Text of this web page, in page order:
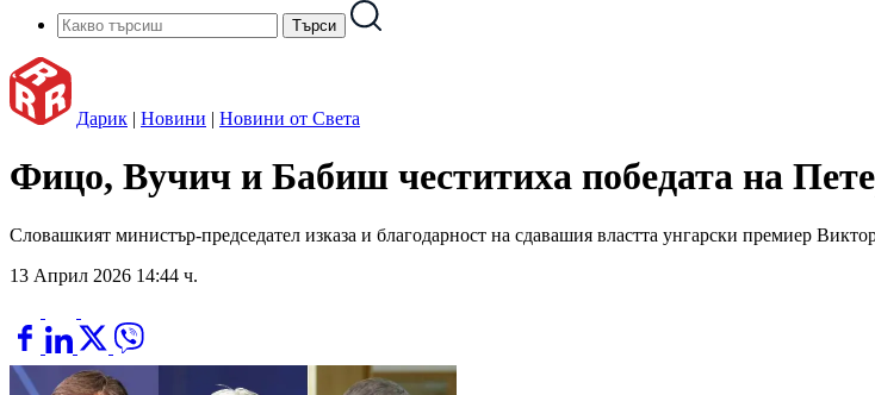
Дарик | Новини | Новини от Света
Фицо, Вучич и Бабиш честитиха победата на
Словашкият министър-председател изказа и благодарност на сдавашия властта унгарски премиер
13 Април 2026 14:44 ч.